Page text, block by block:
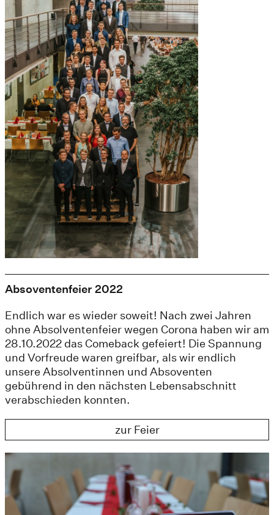
Absoventenfeier 2022
Endlich war es wieder soweit! Nach zwei Jahren
ohne Absolventenfeier wegen Corona haben wir am
28.10.2022 das Comeback gefeiert! Die Spannung
und Vorfreude waren greifbar, als wir endlich
unsere Absolventinnen und Absoventen
gebührend in den nächsten Lebensabschnitt
verabschieden konnten.
zur Feier